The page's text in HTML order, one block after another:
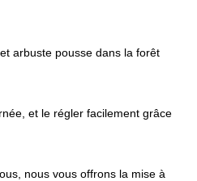
arbuste pousse dans la forêt
et le régler facilement grâce
nous vous offrons la mise à